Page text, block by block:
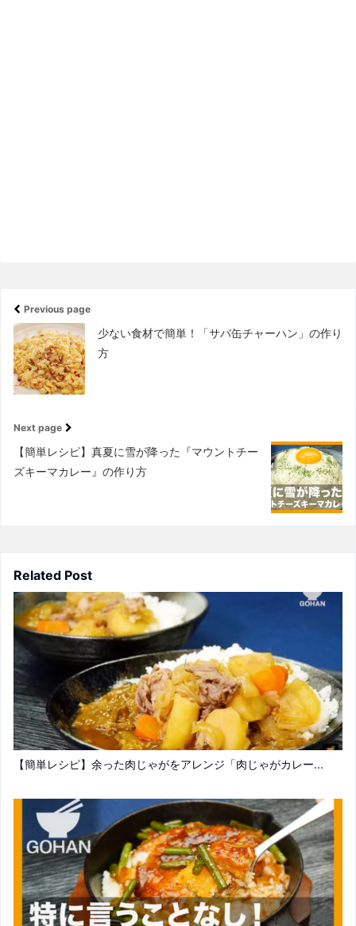
Previous page
少ない食材で簡単！「サバ缶チャーハン」の作り
方
Next page
【簡単レシピ】真夏に雪が降った『マウントチー
ズキーマカレー』の作り方
Related Post
【簡単レシピ】余った肉じゃがをアレンジ「肉じゃがカレー...